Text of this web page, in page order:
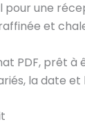
pour une
et
PDF, prêt
la date